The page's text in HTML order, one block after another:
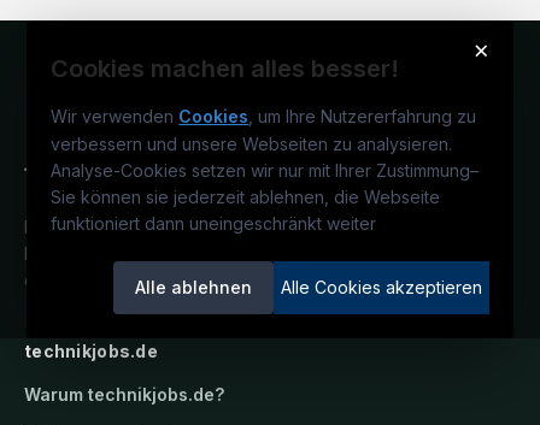
×
Cookies machen alles besser!
Wir verwenden Cookies , um Ihre Nutzererfahrung zu
verbessern und unsere Webseiten zu analysieren.
Analyse-Cookies setzen wir nur mit Ihrer Zustimmung–
Sie können sie jederzeit ablehnen, die Webseite
funktioniert dann uneingeschränkt weiter
Alle ablehnen Alle Cookies akzeptieren
Deutschlands technisches
Karriereportal.
candidatis GmbH.
technikjobs.de
Warum technikjobs.de?